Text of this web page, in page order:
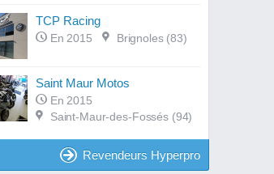
TCP Racing
En 2015 Brignoles (83)
Saint Maur Motos
En 2015
Saint-Maur-des-Fossés (94)
Revendeurs Hyperpro